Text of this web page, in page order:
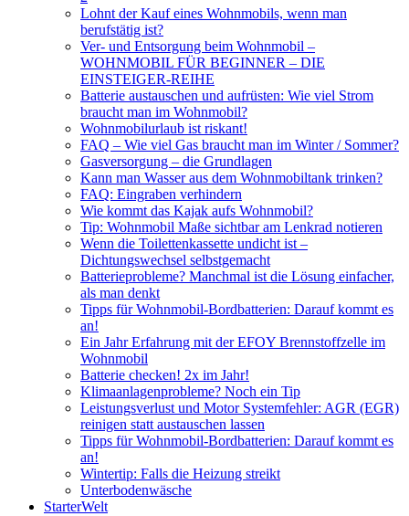
Lohnt der Kauf eines Wohnmobils, wenn man
berufstätig ist?
Ver- und Entsorgung beim Wohnmobil –
WOHNMOBIL FÜR BEGINNER – DIE
EINSTEIGER-REIHE
Batterie austauschen und aufrüsten: Wie viel Strom
braucht man im Wohnmobil?
Wohnmobilurlaub ist riskant!
FAQ – Wie viel Gas braucht man im Winter / Sommer?
Gasversorgung – die Grundlagen
Kann man Wasser aus dem Wohnmobiltank trinken?
FAQ: Eingraben verhindern
Wie kommt das Kajak aufs Wohnmobil?
Tip: Wohnmobil Maße sichtbar am Lenkrad notieren
Wenn die Toilettenkassette undicht ist –
Dichtungswechsel selbstgemacht
Batterieprobleme? Manchmal ist die Lösung einfacher,
als man denkt
Tipps für Wohnmobil-Bordbatterien: Darauf kommt es
an!
Ein Jahr Erfahrung mit der EFOY Brennstoffzelle im
Wohnmobil
Batterie checken! 2x im Jahr!
Klimaanlagenprobleme? Noch ein Tip
Leistungsverlust und Motor Systemfehler: AGR (EGR)
reinigen statt austauschen lassen
Tipps für Wohnmobil-Bordbatterien: Darauf kommt es
an!
Wintertip: Falls die Heizung streikt
Unterbodenwäsche
StarterWelt